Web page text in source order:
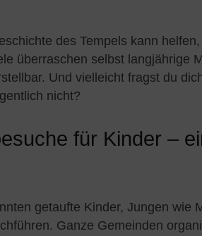
des Tempels kann
überraschen selbst langjährige
Und vielleicht fragst du
nicht?
für Kinder –
getaufte Kinder, Jungen wie
Ganze Gemeinden